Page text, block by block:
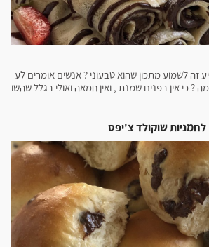
זה לשמוע מתכון שהוא טבעוני ? אנשים אומרים לע
? כי אין בפנים שמנת , ואין חמאה ואולי בגלל שהשו
לחמניות שוקולד צ'יפס